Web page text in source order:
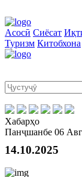
Асосӣ Сиёсат
Туризм Китобхона
Хабарҳо
Панҷшанбе 06
14.10.2025